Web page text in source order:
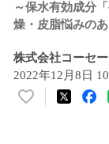
～保水有効成分
燥・皮脂悩みの
株式会社コーセー
2022年12月8日
い